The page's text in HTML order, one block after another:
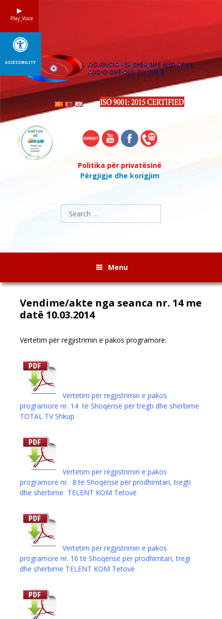
Politika për privatësinë
Përgjigje dhe korigjim
Search
for:
Menu
Vendime/akte nga seanca nr. 14 me
datë 10.03.2014
Vërtetim për regjistrimin e pakos programore:
Vërtetim për regjistrimin e pakos
programore nr. 14 të Shoqërisë për tregti dhe shërbime
TOTAL TV Shkup
Vërtetim për regjistrimin e pakos
programore nr. 8 të Shoqërisë për prodhimtari, tregti
dhe shërbime TELENT KOM Tetovë
Vërtetim për regjistrimin e pakos
programore nr. 16 të Shoqërisë për prodhimtari, tregi
dhe shërbime TELENT KOM Tetovë
Play_Voice
ACCESSIBILITY